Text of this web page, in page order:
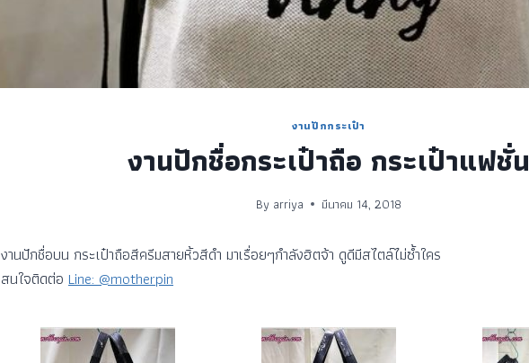
งานปักกระเป๋า
งานปักชื่อกระเป๋าถือ กระเป๋าแฟชั่น
By arriya มีนาคม 14, 2018
งานปักชื่อบน กระเป๋าถือสีครีมสายหิ้วสีดำ มาเรื่อยๆกำลังฮิตจ้า ดูดีมีสไตล์ไม่ซ้ำใคร
สนใจติดต่อ Line: @motherpin